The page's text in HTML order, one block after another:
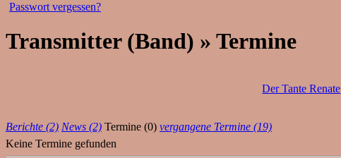
Passwort vergessen?
Transmitter (Band) » Termine
Der Tante Renate
Berichte (2) News (2) Termine (0) vergangene Termine (19)
Keine Termine gefunden